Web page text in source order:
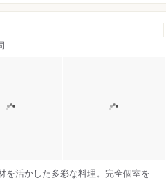
を活かした多彩な料理。完全個室を